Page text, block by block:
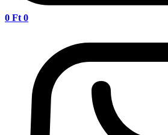
0 Ft 0